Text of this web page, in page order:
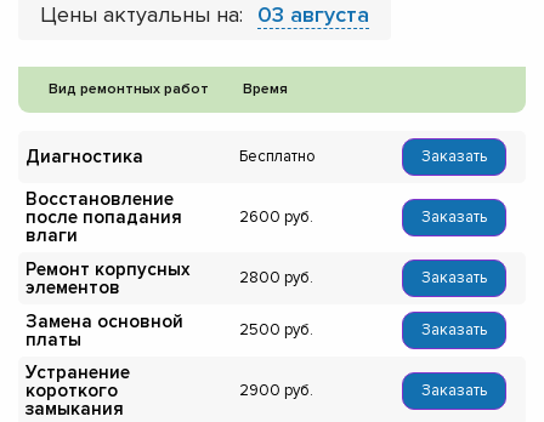
Цены актуальны на: 03 августа
Вид ремонтных работ Время
Диагностика Бесплатно Заказать
Восстановление
после попадания
влаги
2600 Заказать
Ремонт корпусных
элементов
2800 Заказать
Замена основной
платы
2500 Заказать
Устранение
короткого
замыкания
2900 Заказать